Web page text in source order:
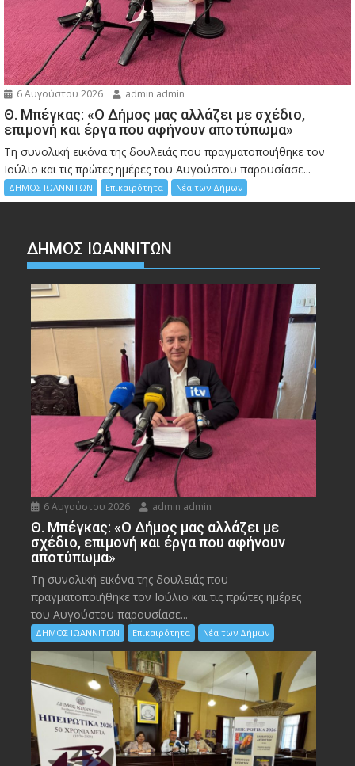
6 Αυγούστου 2026 admin admin
Θ. Μπέγκας: «Ο Δήμος μας αλλάζει με σχέδιο,
επιμονή και έργα που αφήνουν αποτύπωμα»
Τη συνολική εικόνα της δουλειάς που πραγματοποιήθηκε τον
Ιούλιο και τις πρώτες ημέρες του Αυγούστου παρουσίασε...
ΔΗΜΟΣ ΙΩΑΝΝΙΤΩΝ Επικαιρότητα Νέα των Δήμων
ΔΗΜΟΣ ΙΩΑΝΝΙΤΩΝ
6 Αυγούστου 2026 admin admin
Θ. Μπέγκας: «Ο Δήμος μας αλλάζει με
σχέδιο, επιμονή και έργα που αφήνουν
αποτύπωμα»
Τη συνολική εικόνα της δουλειάς που
πραγματοποιήθηκε τον Ιούλιο και τις πρώτες ημέρες
του Αυγούστου παρουσίασε...
ΔΗΜΟΣ ΙΩΑΝΝΙΤΩΝ Επικαιρότητα Νέα των Δήμων